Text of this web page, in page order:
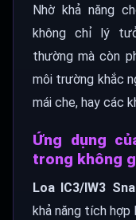
Nhờ khả năng
không chỉ lý
thường mà còn
môi trường khắc
mái che, hay các
Ứng dụng
trong không
Loa IC3/IW3
khả năng tích